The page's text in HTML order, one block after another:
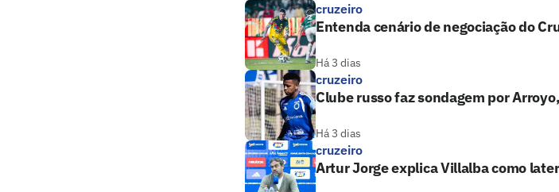
cruzeiro
Entenda cenário de negociação do
Há 3 dias
cruzeiro
Clube russo faz sondagem por
Há 3 dias
cruzeiro
Artur Jorge explica Villalba como